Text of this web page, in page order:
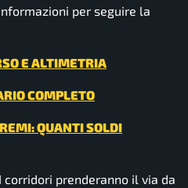
per seguire la
E ALTIMETRIA
COMPLETO
QUANTI SOLDI
I corridori prenderanno il via da